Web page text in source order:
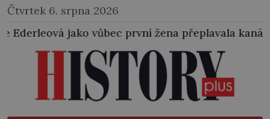
Čtvrtek 6. srpna 2026
první žena přeplavala kanál La Manche.